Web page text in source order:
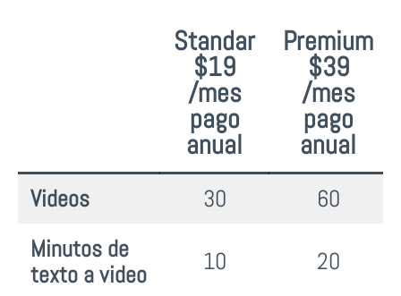
Standar
$19
/mes
pago
anual
Premium
$39
/mes
pago
anual
Videos 30
60
Minutos de
texto a video
10 20